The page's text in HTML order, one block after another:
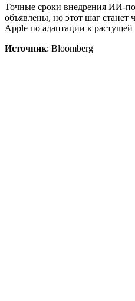
Точные сроки внедрения ИИ-
объявлены, но этот шаг станет
Apple по адаптации к
Источник: Bloomberg